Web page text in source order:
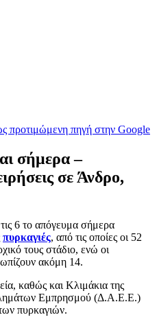
προτιμώμενη πηγή στην Google
σήμερα –
σε Άνδρο,
6 το απόγευμα σήμερα
πυρκαγιές, από τις οποίες οι 52
τους στάδιο, ενώ οι
ακόμη 14.
καθώς και Κλιμάκια της
Εμπρησμού (Δ.Α.Ε.Ε.)
πυρκαγιών.